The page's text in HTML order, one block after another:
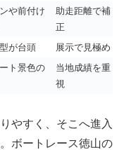
や前付け
助走距離で補
正
が台頭
展示で見極め
ト景色の
当地成績を重
視
やすく、そこへ進入
ボートレース徳山の